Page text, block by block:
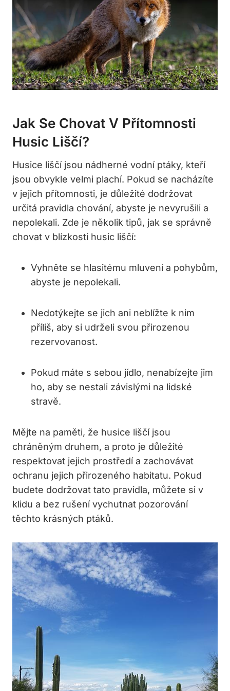
Jak Se Chovat V Přítomnosti
Husic ⁣liščí?
Husice liščí‌ jsou nádherné vodní ptáky, kteří
jsou obvykle velmi plachí.⁣ Pokud se nacházíte
v ⁣jejich přítomnosti, je důležité dodržovat
určitá pravidla chování, abyste je nevyrušili a
nepolekali. Zde je několik​ tipů, jak⁣ se správně
chovat‌ v blízkosti husic liščí:
Vyhněte se hlasitému mluvení a⁤ pohybům,
abyste je nepolekali.
Nedotýkejte se jich‌ ani neblížte k nim
příliš, ‌aby ⁣si udrželi svou přirozenou
rezervovanost.
Pokud máte s sebou jídlo, ⁣nenabízejte jim
ho, aby se nestali závislými na‍ lidské
stravě.
Mějte na paměti, že husice liščí⁤ jsou⁢
chráněným druhem, a proto je⁢ důležité
respektovat jejich prostředí a zachovávat
ochranu jejich přirozeného habitatu. Pokud
budete‍ dodržovat tato pravidla, můžete si v
klidu a ‍bez rušení‌ vychutnat pozorování
těchto krásných ptáků.